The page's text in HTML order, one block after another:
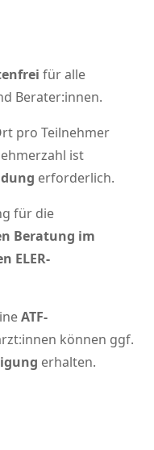
für alle
Berater:innen.
pro Teilnehmer
ist
erforderlich.
für die
Beratung im
ELER-
ATF-
können ggf.
erhalten.